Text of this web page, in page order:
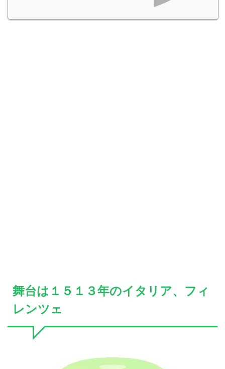
舞台は１５１３年のイタリア、フィ
レンツェ